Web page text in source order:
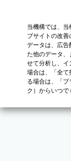
当機構では、
ブサイトの改
データは、広告
た他のデータ、
せて分析し、イ
場合は、「全て
る場合は、「
ク）からいつで